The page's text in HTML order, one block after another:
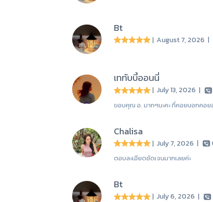
Bt
| August 7, 2026 |
เททับบี้ออนนี่
| July 13, 2026 |
ขอบคุณ อ. มากๆนะคะ ที่คอยบอกคอ
Chalisa
| July 7, 2026 |
ตอบละเอียดชัดเจนมากเลยค่ะ
Bt
| July 6, 2026 |